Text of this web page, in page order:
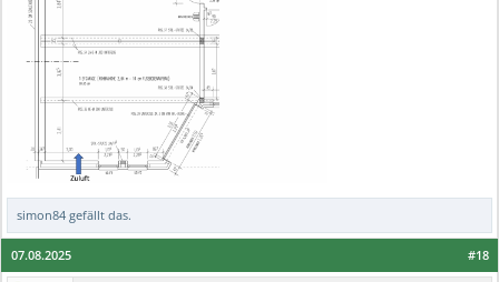
simon84 gefällt das.
#18
07.08.2025